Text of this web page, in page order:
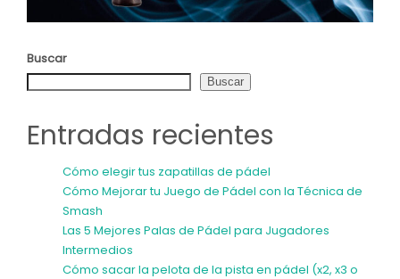
Buscar
Buscar
Entradas recientes
Cómo elegir tus zapatillas de pádel
Cómo Mejorar tu Juego de Pádel con la Técnica de
Smash
Las 5 Mejores Palas de Pádel para Jugadores
Intermedios
Cómo sacar la pelota de la pista en pádel (x2, x3 o